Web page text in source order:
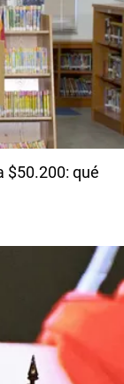
$50.200: qué